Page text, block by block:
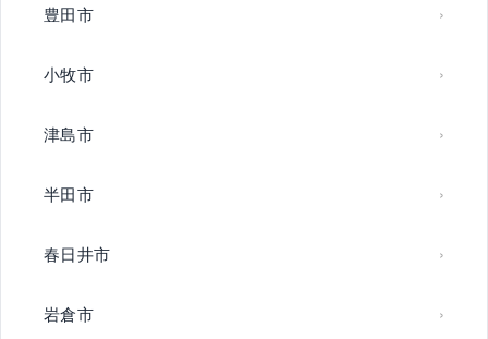
豊田市
小牧市
津島市
半田市
春日井市
岩倉市